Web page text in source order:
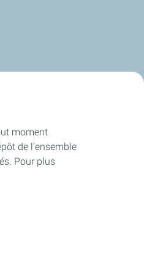
moment
de l’ensemble
Pour plus